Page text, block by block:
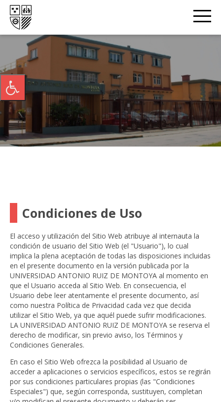
Condiciones de Uso
El acceso y utilización del Sitio Web atribuye al internauta la
condición de usuario del Sitio Web (el "Usuario"), lo cual
implica la plena aceptación de todas las disposiciones incluidas
en el presente documento en la versión publicada por la
UNIVERSIDAD ANTONIO RUIZ DE MONTOYA al momento en
que el Usuario acceda al Sitio Web. En consecuencia, el
Usuario debe leer atentamente el presente documento, así
como nuestra Política de Privacidad cada vez que decida
utilizar el Sitio Web, ya que aquél puede sufrir modificaciones.
LA UNIVERSIDAD ANTONIO RUIZ DE MONTOYA se reserva el
derecho de modificar, sin previo aviso, los Términos y
Condiciones Generales.
En caso el Sitio Web ofrezca la posibilidad al Usuario de
acceder a aplicaciones o servicios específicos, estos se regirán
por sus condiciones particulares propias (las "Condiciones
Especiales") que, según corresponda, sustituyen, completan